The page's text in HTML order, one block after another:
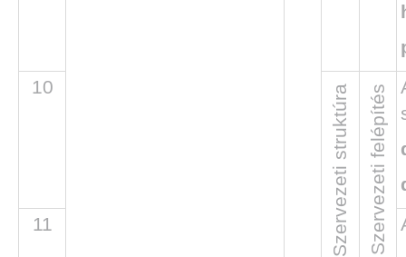
10
Szervezeti struktúraSzervezeti felépítés
11